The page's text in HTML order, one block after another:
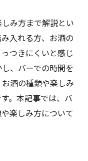
み方まで解説とい
入れる方、お酒の
つきにくいと感じ
、バーでの時間を
酒の種類や楽しみ
。本記事では、バ
楽しみ方について